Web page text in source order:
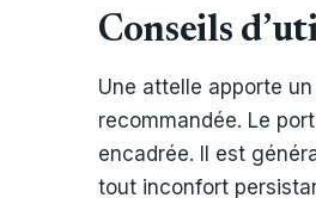
Conseils
Une attelle apporte
recommandée. Le
encadrée. Il est
tout inconfort